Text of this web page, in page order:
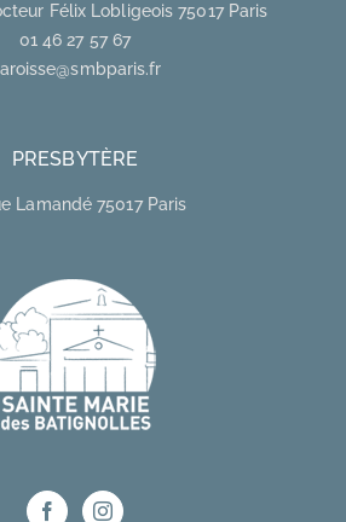
Félix Lobligeois 75017 Paris
01 46 27 57 67
PRESBYTÈRE
Lamandé 75017 Paris